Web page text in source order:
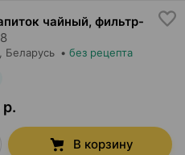
чайный, фильтр-
, Беларусь • без рецепта
В корзину